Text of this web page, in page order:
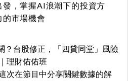
，掌握AI浪潮下的投資方
市場機會
？台股修正，「四貸同堂」風險
理財佑佑班
次在節目中分享關鍵數據的解